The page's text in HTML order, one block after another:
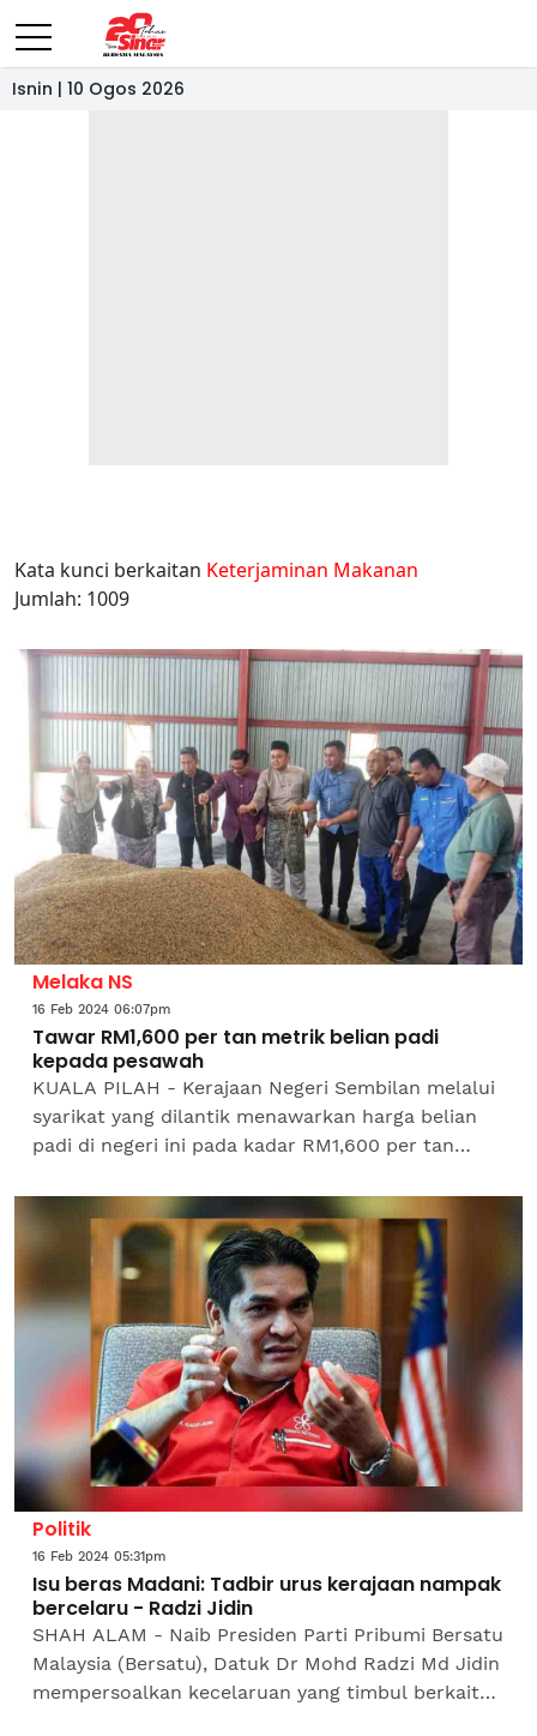
Isnin | 10 Ogos 2026
Kata kunci berkaitan Keterjaminan Makanan
Jumlah: 1009
Melaka NS
16 Feb 2024 06:07pm
Tawar RM1,600 per tan metrik belian padi
kepada pesawah
KUALA PILAH - Kerajaan Negeri Sembilan melalui
syarikat yang dilantik menawarkan harga belian
padi di negeri ini pada kadar RM1,600 per tan
Bagaimana...
Politik
16 Feb 2024 05:31pm
Isu beras Madani: Tadbir urus kerajaan nampak
bercelaru - Radzi Jidin
SHAH ALAM - Naib Presiden Parti Pribumi Bersatu
Malaysia (Bersatu), Datuk Dr Mohd Radzi Md Jidin
mempersoalkan kecelaruan yang timbul berkaitan